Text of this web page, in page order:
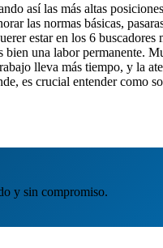
así las más altas
las normas básicas,
estar en los 6
una labor permanente.
lleva más tiempo, y la
es crucial entender como
y sin compromiso.